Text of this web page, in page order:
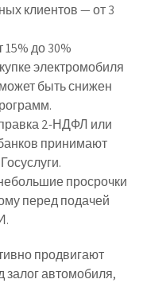
клиентов — от 3
15% до 30%
электромобиля
быть снижен
2-НДФЛ или
принимают
просрочки
перед подачей
продвигают
залог автомобиля,